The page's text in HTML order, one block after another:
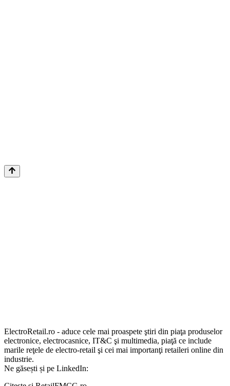
ElectroRetail.ro - aduce cele mai proaspete ştiri din piaţa produselor
electronice, electrocasnice, IT&C şi multimedia, piaţă ce include
marile reţele de electro-retail şi cei mai importanţi retaileri online din
industrie.
Ne găsești și pe LinkedIn: